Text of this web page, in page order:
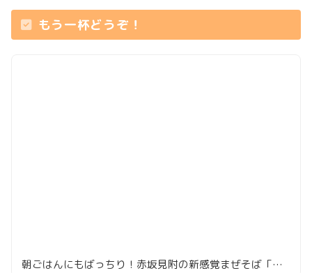
もう一杯どうぞ！
朝ごはんにもばっちり！赤坂見附の新感覚まぜそば「ごち麺」